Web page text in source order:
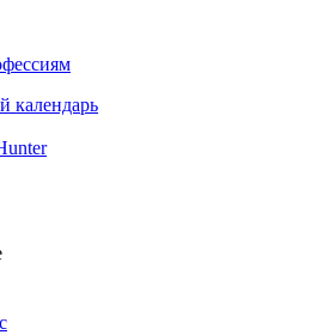
календарь